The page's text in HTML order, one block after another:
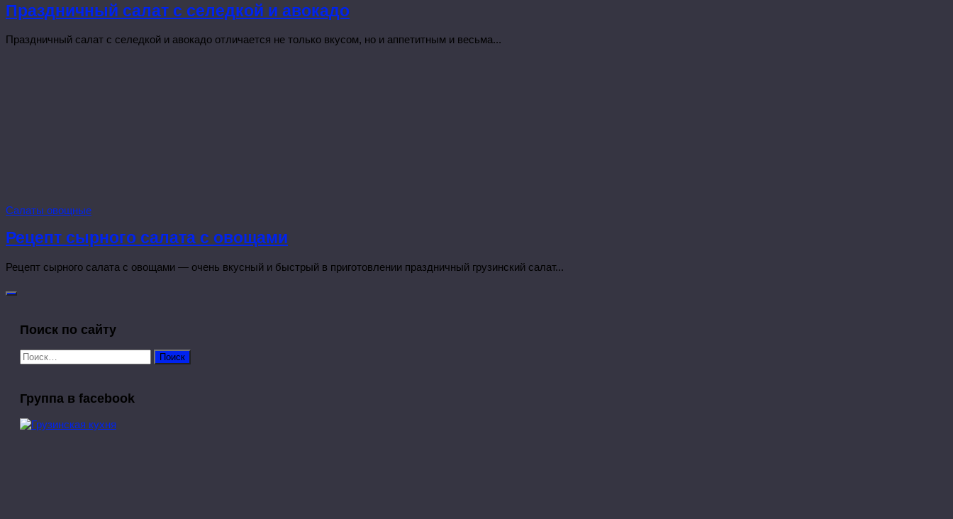
Праздничный салат с селедкой и авокадо
Праздничный салат с селедкой и авокадо отличается не только вкусом, но и аппетитным и весьма...
Салаты овощные
Рецепт сырного салата с овощами
Рецепт сырного салата с овощами — очень вкусный и быстрый в приготовлении праздничный грузинский салат...
Поиск по сайту
Найти:
Группа в facebook